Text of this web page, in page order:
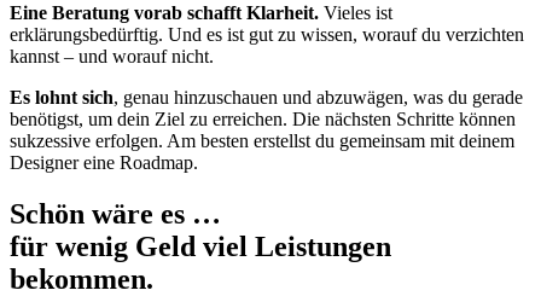
Eine Beratung vorab schafft Klarheit. Vieles ist
erklärungsbedürftig. Und es ist gut zu wissen, worauf du verzichten
kannst – und worauf nicht.
Es lohnt sich, genau hinzuschauen und abzuwägen, was du gerade
benötigst, um dein Ziel zu erreichen. Die nächsten Schritte können
sukzessive erfolgen. Am besten erstellst du gemeinsam mit deinem
Designer eine Roadmap.
Schön wäre es …
für wenig Geld viel Leistungen
bekommen.